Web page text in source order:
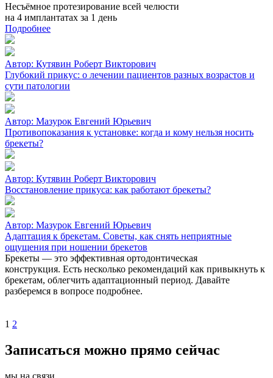
Несъёмное протезирование всей челюсти
на 4 имплантатах за 1 день
Подробнее
Автор: Кутявин Роберт Викторович
Глубокий прикус: о лечении пациентов разных возрастов и
сути патологии
Автор: Мазурок Евгений Юрьевич
Противопоказания к установке: когда и кому нельзя носить
брекеты?
Автор: Кутявин Роберт Викторович
Восстановление прикуса: как работают брекеты?
Автор: Мазурок Евгений Юрьевич
Адаптация к брекетам. Советы, как снять неприятные
ощущения при ношении брекетов
Брекеты — это эффективная ортодонтическая
конструкция. Есть несколько рекомендаций как привыкнуть к
брекетам, облегчить адаптационный период. Давайте
разберемся в вопросе подробнее.
1 2
Записаться можно прямо сейчас
мы на связи